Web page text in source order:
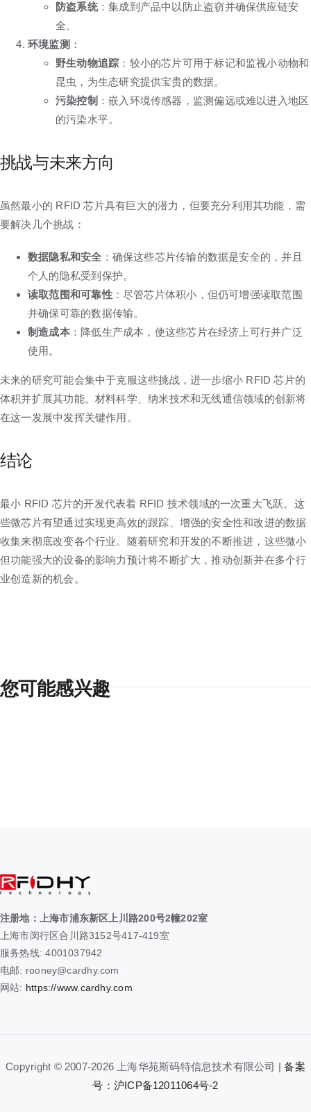
防盗系统：集成到产品中以防止盗窃并确保供应链安
全。
环境监测 ：
野生动物追踪 ：较小的芯片可用于标记和监视小动物和
昆虫，为生态研究提供宝贵的数据。
污染控制 ：嵌入环境传感器，监测偏远或难以进入地区
的污染水平。
挑战与未来方向
虽然最小的 RFID 芯片具有巨大的潜力，但要充分利用其功能，需
要解决几个挑战：
数据隐私和安全 ：确保这些芯片传输的数据是安全的，并且
个人的隐私受到保护。
读取范围和可靠性：尽管芯片体积小，但仍可增强读取范围
并确保可靠的数据传输。
制造成本：降低生产成本，使这些芯片在经济上可行并广泛
使用。
未来的研究可能会集中于克服这些挑战，进一步缩小 RFID 芯片的
体积并扩展其功能。材料科学、纳米技术和无线通信领域的创新将
在这一发展中发挥关键作用。
结论
最小 RFID 芯片的开发代表着 RFID 技术领域的一次重大飞跃。这
些微芯片有望通过实现更高效的跟踪、增强的安全性和改进的数据
收集来彻底改变各个行业。随着研究和开发的不断推进，这些微小
但功能强大的设备的影响力预计将不断扩大，推动创新并在多个行
业创造新的机会。
您可能感兴趣
注册地：上海市浦东新区上川路200号2幢202室
上海市闵行区合川路3152号417-419室
服务热线: 4001037942
电邮: rooney@cardhy.com
网站: https://www.cardhy.com
Copyright © 2007-2026 上海华苑斯码特信息技术有限公司 |备案
号：沪ICP备12011064号-2